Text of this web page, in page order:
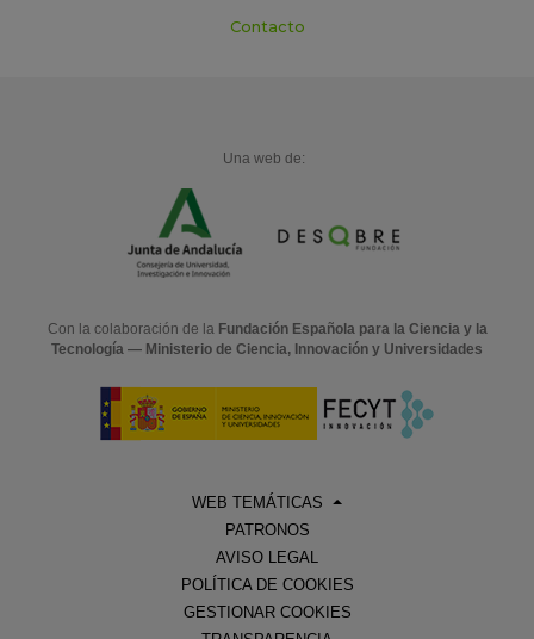
Contacto
Una web de:
Con la colaboración de la Fundación Española para la Ciencia y la
Tecnología — Ministerio de Ciencia, Innovación y Universidades
WEB TEMÁTICAS
PATRONOS
AVISO LEGAL
POLÍTICA DE COOKIES
GESTIONAR COOKIES